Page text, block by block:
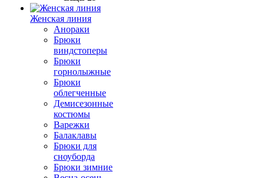
Женская линия
Анораки
Брюки
виндстоперы
Брюки
горнолыжные
Брюки
облегченные
Демисезонные
костюмы
Варежки
Балаклавы
Брюки для
сноуборда
Брюки зимние